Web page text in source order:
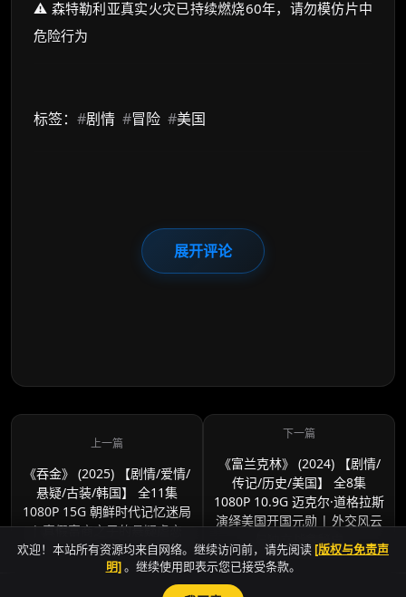
⚠️ 森特勒利亚真实火灾已持续燃烧60年，请勿模仿片中
危险行为
标签： #剧情 #冒险 #美国
展开评论
《吞金》 (2025) 【剧情/爱情/
悬疑/古装/韩国】 全11集
1080P 15G 朝鲜时代记忆迷局
| 真假富商之子的悬疑虐恋
《富兰克林》 (2024) 【剧情/
传记/历史/美国】 全8集
1080P 10.9G 迈克尔·道格拉斯
演绎美国开国元勋 | 外交风云
与独立战争秘史
欢迎！本站所有资源均来自网络。继续访问前，请先阅读 [版权与免责声
明]。继续使用即表示您已接受条款。